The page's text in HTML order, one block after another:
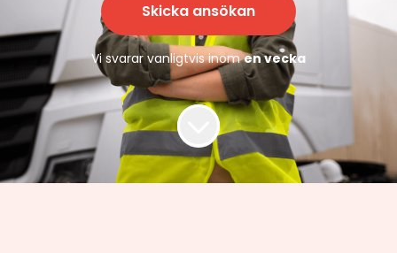
Skicka ansökan
Vi svarar vanligtvis inomen vecka